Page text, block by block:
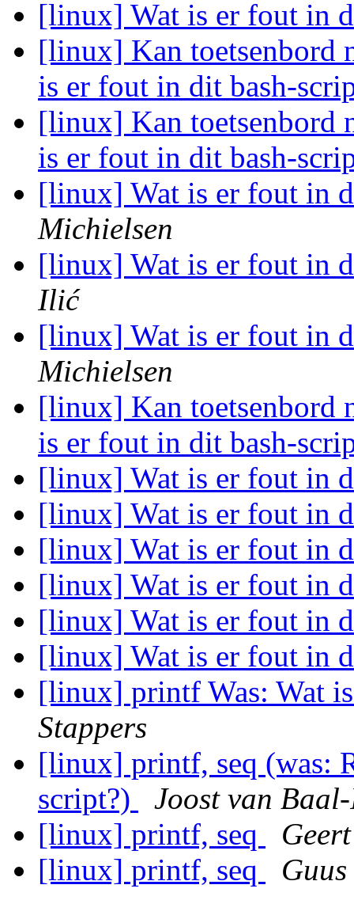
[linux] Wat is er fout in
[linux] Kan toetsenbord
is er fout in dit bash-
[linux] Kan toetsenbord
is er fout in dit bash-
[linux] Wat is er fout in
Michielsen
[linux] Wat is er fout in
Ilić
[linux] Wat is er fout in
Michielsen
[linux] Kan toetsenbord
is er fout in dit bash-
[linux] Wat is er fout in
[linux] Wat is er fout in
[linux] Wat is er fout in
[linux] Wat is er fout in
[linux] Wat is er fout in
[linux] Wat is er fout in
[linux] printf Was: Wat
Stappers
[linux] printf, seq (was:
script?)
Joost van
[linux] printf, seq
[linux] printf, seq